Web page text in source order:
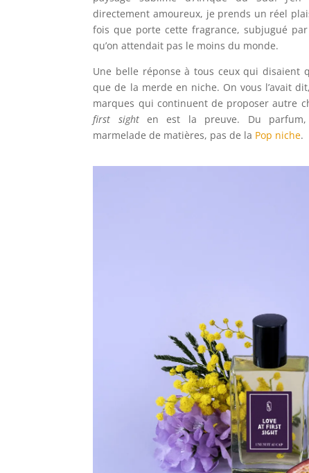
directement amoureux, je prends un réel
fois que porte cette fragrance, subjugué
qu’on attendait pas le moins du monde.
Une belle réponse à tous ceux qui disaient
que de la merde en niche. On vous l’avait
marques qui continuent de proposer autre
first sighten est la preuve. Du
marmelade de matières, pas de la Pop niche.